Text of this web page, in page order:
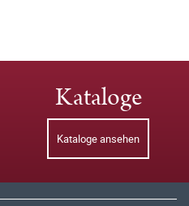
Kataloge
Kataloge ansehen